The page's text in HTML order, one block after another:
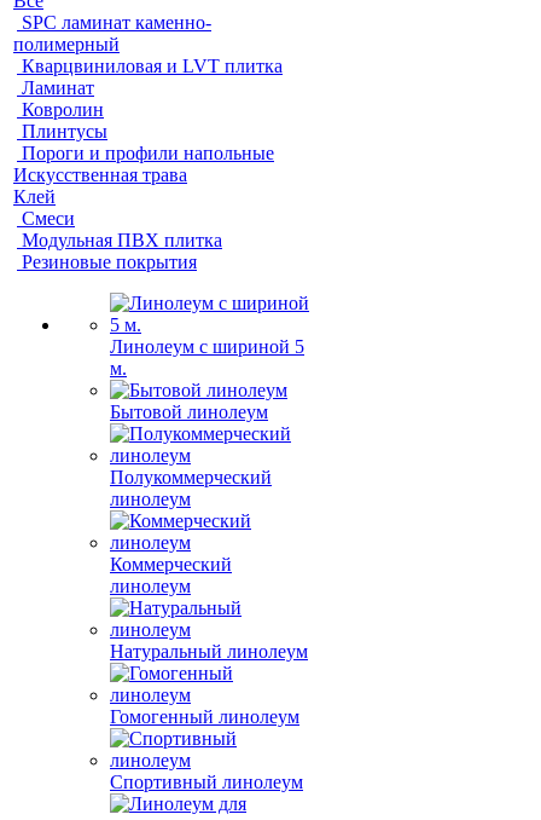
SPC ламинат каменно-
полимерный
Кварцвиниловая и LVT плитка
Ламинат
Ковролин
Плинтусы
Пороги и профили напольные
Искусственная трава
Клей
Смеси
Модульная ПВХ плитка
Резиновые покрытия
Линолеум с шириной 5
м.
Бытовой линолеум
Полукоммерческий
линолеум
Коммерческий
линолеум
Натуральный линолеум
Гомогенный линолеум
Спортивный линолеум